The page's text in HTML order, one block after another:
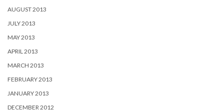
AUGUST 2013
JULY 2013
MAY 2013
APRIL 2013
MARCH 2013
FEBRUARY 2013
JANUARY 2013
DECEMBER 2012